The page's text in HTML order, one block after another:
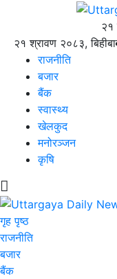
२१
२१ श्रावण २०८३,
राजनीति
बजार
बैंक
स्वास्थ्य
खेलकुद
मनोरञ्जन
कृषि
गृह पृष्ठ
राजनीति
बजार
बैंक